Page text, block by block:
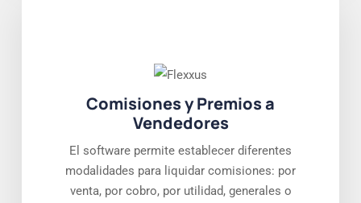
Comisiones y Premios a
Vendedores
El software permite establecer diferentes
modalidades para liquidar comisiones: por
venta, por cobro, por utilidad, generales o